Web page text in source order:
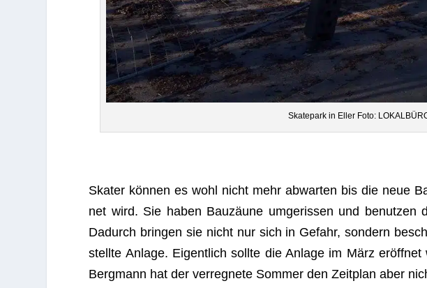
Skate­park in Eller Foto:
Ska­ter kön­nen es wohl nicht mehr abwar­ten bis die neue
net wird. Sie haben Bau­zäune umge­ris­sen und benut­zen
Dadurch brin­gen sie nicht nur sich in Gefahr, son­dern
stellte Anlage. Eigent­lich sollte die Anlage im März eröff­net
Berg­mann hat der ver­reg­nete Som­mer den Zeit­plan aber